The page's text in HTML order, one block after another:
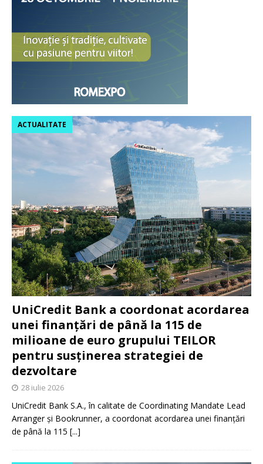
UniCredit Bank a coordonat acordarea
unei finanțări de până la 115 de
milioane de euro grupului TEILOR
pentru susținerea strategiei de
dezvoltare
ACTUALITATE
28 iulie 2026
UniCredit Bank S.A., în calitate de Coordinating Mandate Lead
Arranger și Bookrunner, a coordonat acordarea unei finanțări
de până la 115 [...]